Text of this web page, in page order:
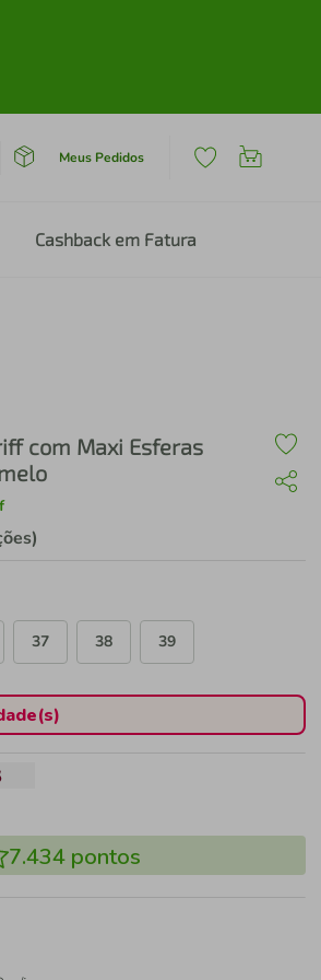
Meus Pedidos
Cashback em Fatura
com Maxi Esferas
37 38 39
7.434pontos